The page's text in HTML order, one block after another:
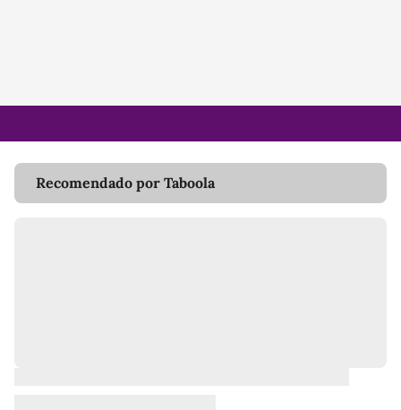
Recomendado por Taboola